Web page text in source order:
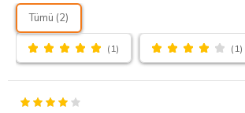
Tümü (2)
(1) (1)